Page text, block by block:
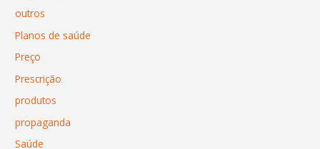
outros
Planos de saúde
Preço
Prescrição
produtos
propaganda
Saúde